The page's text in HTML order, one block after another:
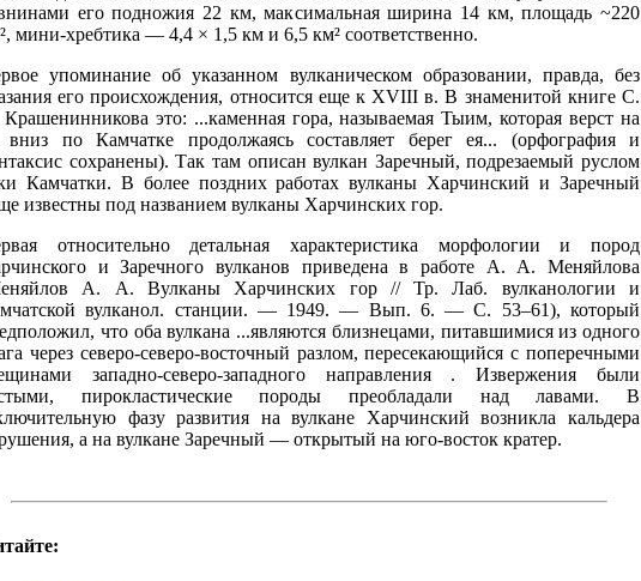
его подножия 22 км, максимальная ширина 14 км, площадь ~220
мини-хребтика — 4,4 × 1,5 км и 6,5 км² соответственно.
упоминание об указанном вулканическом образовании, правда, без
его происхождения, относится еще к XVIII в. В знаменитой книге С.
это: ...каменная гора, называемая Тыим, которая верст на
вниз по Камчатке продолжаясь составляет берег ея... (орфография и
сохранены). Так там описан вулкан Заречный, подрезаемый руслом
Камчатки. В более поздних работах вулканы Харчинский и Заречный
известны под названием вулканы Харчинских гор.
относительно детальная характеристика морфологии и пород
и Заречного вулканов приведена в работе А. А. Меняйлова
А. А. Вулканы Харчинских гор // Тр. Лаб. вулканологии и
вулканол. станции. — 1949. — Вып. 6. — С. 53–61), который
что оба вулкана ...являются близнецами, питавшимися из одного
через северо-северо-восточный разлом, пересекающийся с поперечными
западно-северо-западного направления . Извержения были
пирокластические породы преобладали над лавами. В
фазу развития на вулкане Харчинский возникла кальдера
а на вулкане Заречный — открытый на юго-восток кратер.